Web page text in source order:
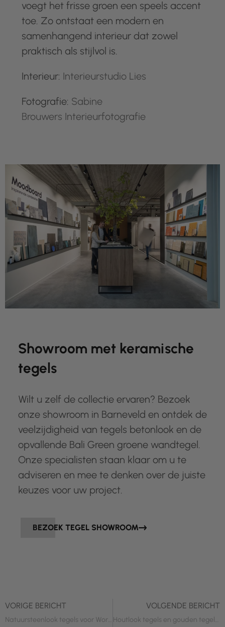
voegt het frisse groen een speels accent
toe. Zo ontstaat een modern en
samenhangend interieur dat zowel
praktisch als stijlvol is.
Interieur: Interieurstudio Lies
Fotografie: Sabine
Brouwers Interieurfotografie
Showroom met keramische
tegels
Wilt u zelf de collectie ervaren? Bezoek
onze showroom in Barneveld en ontdek de
veelzijdigheid van tegels betonlook en de
opvallende Bali Green groene wandtegel.
Onze specialisten staan klaar om u te
adviseren en mee te denken over de juiste
keuzes voor uw project.
BEZOEK TEGEL SHOWROOM
VORIGE BERICHT
Natuursteenlook tegels voor Workstead in Veenendaal
VOLGENDE BERICHT
Houtlook tegels en gouden tegels voor Rhetap Barneveld